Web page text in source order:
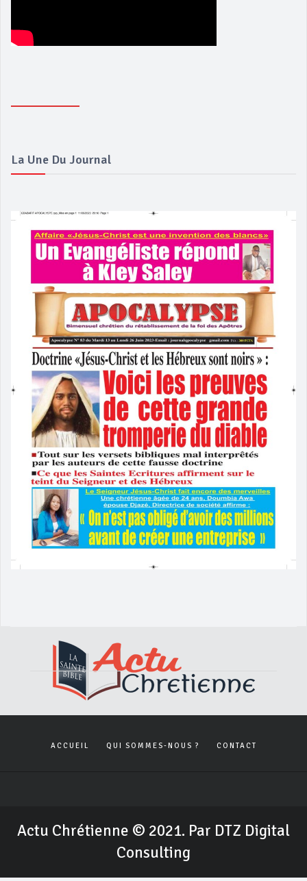
La Une Du Journal
ACCUEIL QUI SOMMES-NOUS ? CONTACT
Actu Chrétienne © 2021. Par DTZ Digital
Consulting